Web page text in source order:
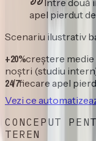
Între două
apel pierdut
Scenariu ilustrativ
+20%creștere
noștri (studiu
24/7fiecare apel
Vezi ce
CONCEPUT
TEREN